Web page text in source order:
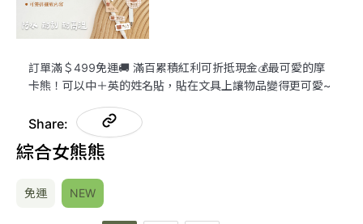
訂單滿＄499免運🚚 滿百累積紅利可折抵現金💰最可愛的摩
卡熊！可以中＋英的姓名貼，貼在文具上讓物品變得更可愛~
Share:
綜合女熊熊
免運 NEW